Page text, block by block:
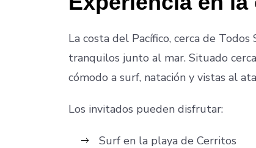
La costa del Pacífico, cerca de
tranquilos junto al mar. Situado
cómodo a surf, natación y vistas al
Los invitados pueden disfrutar:
Surf en la playa de Cerritos